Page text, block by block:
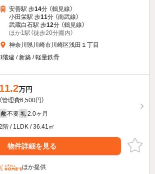
安善駅 歩14分 （鶴見線）
小田栄駅 歩11分 （南武線）
武蔵白石駅 歩12分 （鶴見線）
ほか1駅（徒歩20分圏内）
神奈川県川崎市川崎区浅田１丁目
階建 / 新築 / 軽量鉄骨
11.2万円
（管理費6,500円）
敷 不要 礼 2.0ヶ月
階 / 1LDK / 36.41㎡
物件詳細を見る
ほか提供